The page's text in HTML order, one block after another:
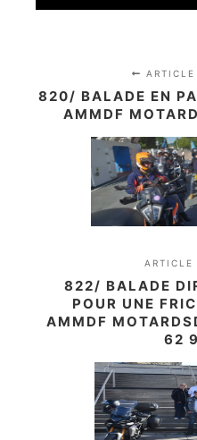
ARTICLE
820/ BALADE EN
AMMDF
822/ BALADE
POUR UNE
AMMDF
62